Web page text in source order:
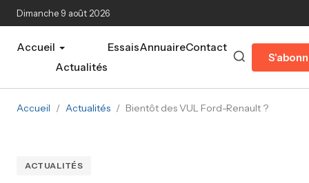
Aller au contenu principal
Dimanche 9 août 2026
Accueil
Actualités
EssaisAnnuaireContact
Accueil / Actualités / Bientôt des VUL Ford-Renault ?
ACTUALITÉS